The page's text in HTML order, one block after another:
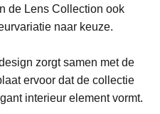
de Lens Collection ook
naar keuze.
zorgt samen met de
ervoor dat de collectie
interieur element vormt.